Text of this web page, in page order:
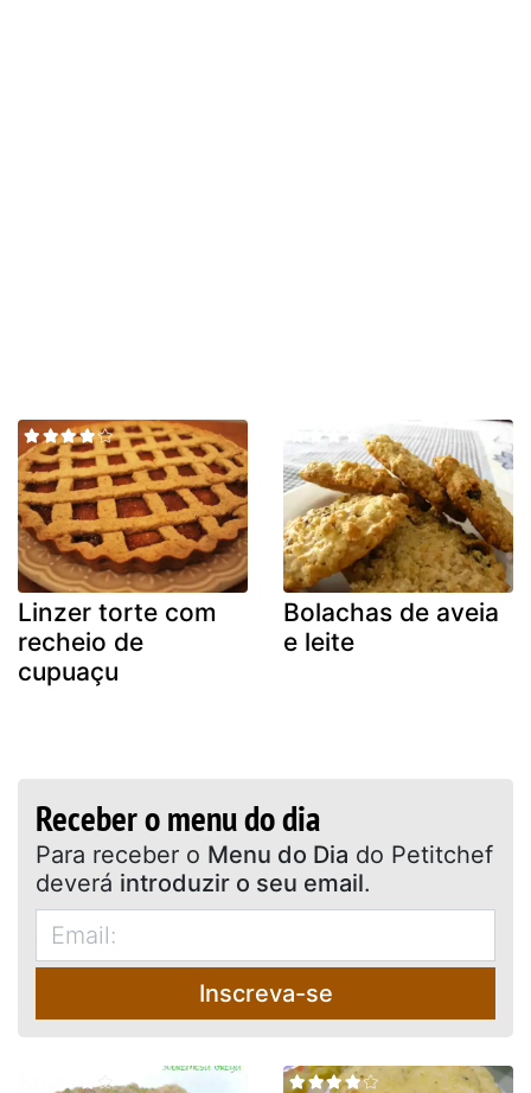
Linzer torte com
recheio de
cupuaçu
Bolachas de aveia
e leite
Receber o menu do dia
Para receber o Menu do Dia do Petitchef
deverá introduzir o seu email.
Inscreva-se